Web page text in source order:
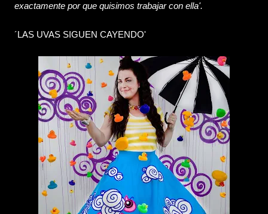
exactamente por que quisimos trabajar con ella'.
´LAS UVAS SIGUEN CAYENDO'